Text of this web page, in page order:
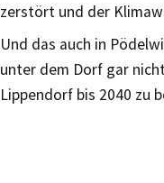
zerstört und der
Und das auch in
unter dem Dorf gar
Lippendorf bis 2040 zu